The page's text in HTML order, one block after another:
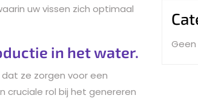
uw vissen zich optimaal
in het water.
ze zorgen voor een
cruciale rol bij het genereren